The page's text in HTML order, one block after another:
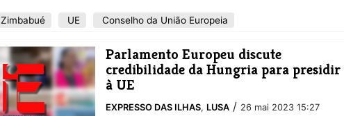
Zimbabué UE Conselho da União Europeia
Parlamento Europeu discute
credibilidade da Hungria para presidir
à UE
EXPRESSO DAS ILHAS, LUSA / 26 mai 2023 15:27